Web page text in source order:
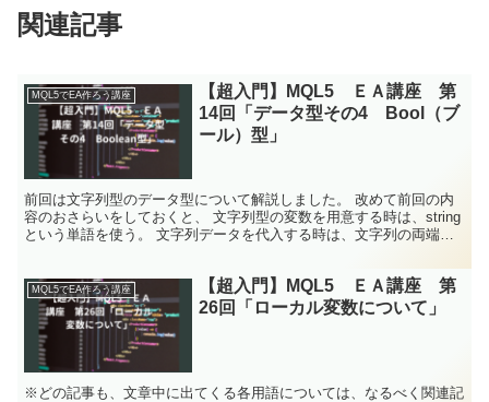
関連記事
MQL5でEA作ろう講座
【超入門】MQL5 ＥＡ講座 第
14回「データ型その4 Bool（ブ
ール）型」
前回は文字列型のデータ型について解説しました。 改めて前回の内
容のおさらいをしておくと、 文字列型の変数を用意する時は、string
という単語を使う。 文字列データを代入する時は、文字列の両端を
MQL5でEA作ろう講座
【超入門】MQL5 ＥＡ講座 第
26回「ローカル変数について」
※どの記事も、文章中に出てくる各用語については、なるべく関連記